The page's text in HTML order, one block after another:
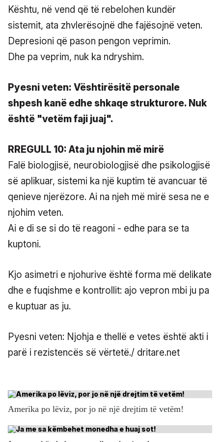
Kështu, në vend që të rebelohen kundër
sistemit, ata zhvlerësojnë dhe fajësojnë veten.
Depresioni që pason pengon veprimin.
Dhe pa veprim, nuk ka ndryshim.
Pyesni veten: Vështirësitë personale
shpesh kanë edhe shkaqe strukturore. Nuk
është "vetëm faji juaj".
RREGULL 10: Ata ju njohin më mirë
Falë biologjisë, neurobiologjisë dhe psikologjisë
së aplikuar, sistemi ka një kuptim të avancuar të
qenieve njerëzore. Ai na njeh më mirë sesa ne e
njohim veten.
Ai e di se si do të reagoni - edhe para se ta
kuptoni.
Kjo asimetri e njohurive është forma më delikate
dhe e fuqishme e kontrollit: ajo vepron mbi ju pa
e kuptuar as ju.
Pyesni veten: Njohja e thellë e vetes është akti i
parë i rezistencës së vërtetë./ dritare.net
Amerika po lëviz, por jo në një drejtim të vetëm!